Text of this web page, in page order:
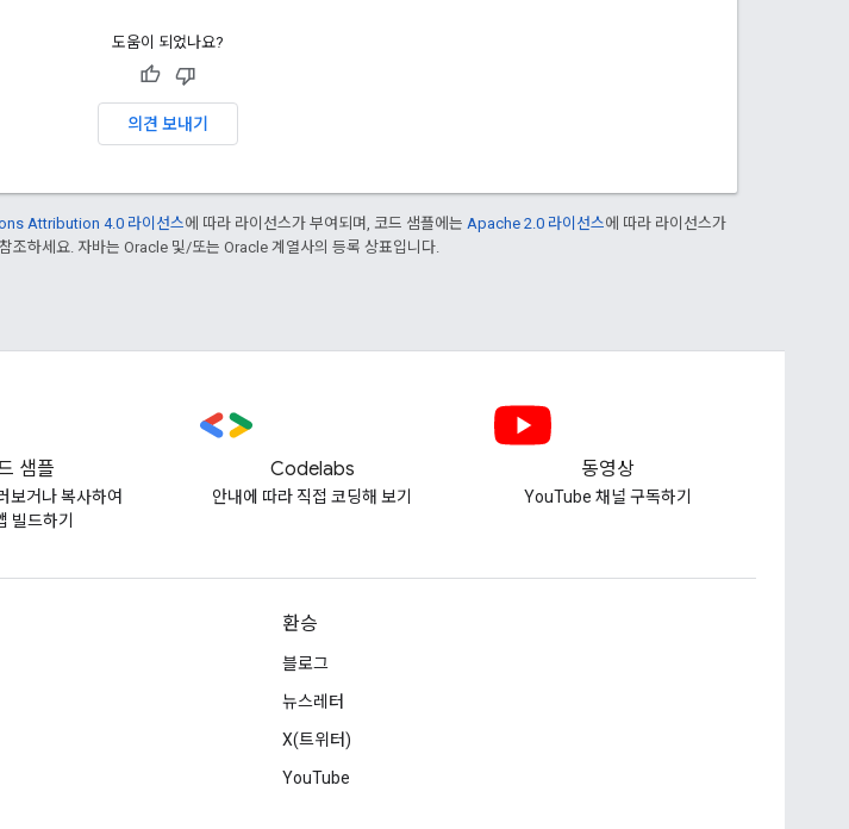
도움이 되었나요?
의견 보내기
Attribution 4.0 라이선스에 따라 라이선스가 부여되며, 코드 샘플에는 Apache 2.0 라이선스에 따라 라이선스가
조하세요. 자바는 Oracle 및/또는 Oracle 계열사의 등록 상표입니다.
샘플
보거나 복사하여
빌드하기
Codelabs
안내에 따라 직접 코딩해 보기
동영상
YouTube 채널 구독하기
환승
블로그
뉴스레터
X(트위터)
YouTube